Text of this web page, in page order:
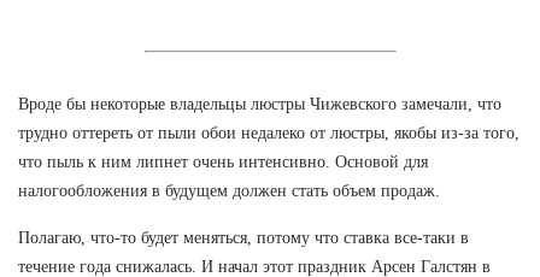
Вроде бы некоторые владельцы люстры Чижевского замечали, что
трудно оттереть от пыли обои недалеко от люстры, якобы из-за того,
что пыль к ним липнет очень интенсивно. Основой для
налогообложения в будущем должен стать объем продаж.
Полагаю, что-то будет меняться, потому что ставка все-таки в
течение года снижалась. И начал этот праздник Арсен Галстян в